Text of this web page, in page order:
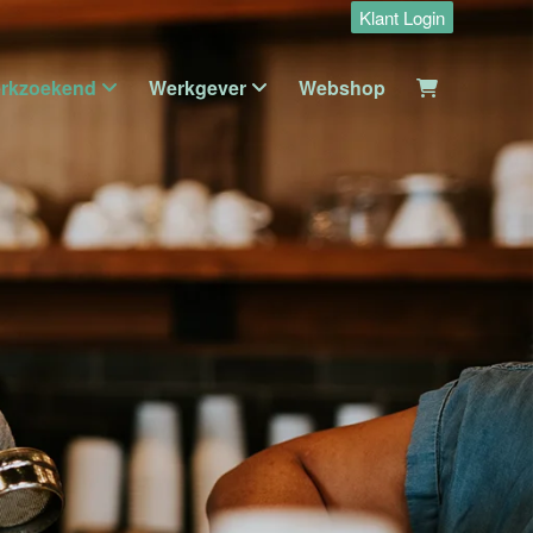
Klant Login
Werkgever Webshop